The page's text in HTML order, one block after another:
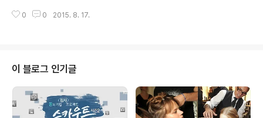
er-6 Culture ..
오픈을 맞아 당일 다양한 이벤트 행사도 진행될 예정이오
관련하여 자세한 이벤트 내용은 당일 엔터식스 블로그를
통해 확인하실 수 있습니다.
0 0 2015. 8. 17.
이 블로그 인기글